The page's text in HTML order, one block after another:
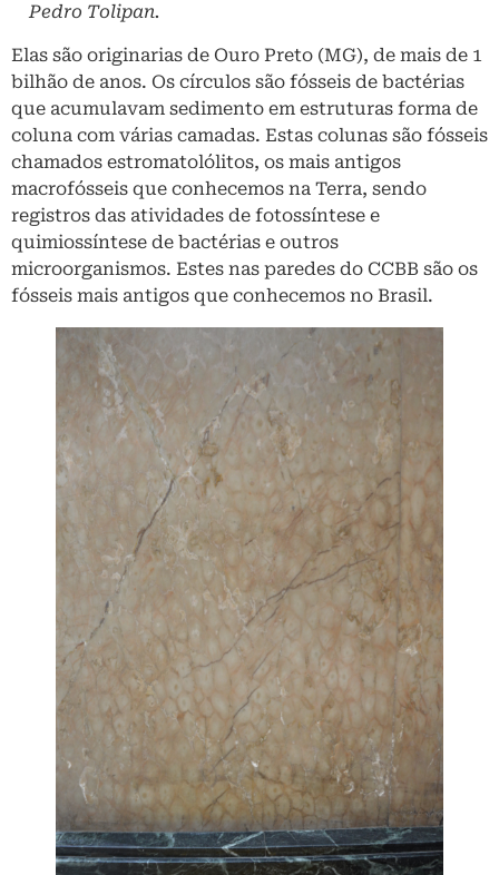
Pedro Tolipan.
Elas são originarias de Ouro Preto (MG), de mais de 1
bilhão de anos. Os círculos são fósseis de bactérias
que acumulavam sedimento em estruturas forma de
coluna com várias camadas. Estas colunas são fósseis
chamados estromatolólitos, os mais antigos
macrofósseis que conhecemos na Terra, sendo
registros das atividades de fotossíntese e
quimiossíntese de bactérias e outros
microorganismos. Estes nas paredes do CCBB são os
fósseis mais antigos que conhecemos no Brasil.